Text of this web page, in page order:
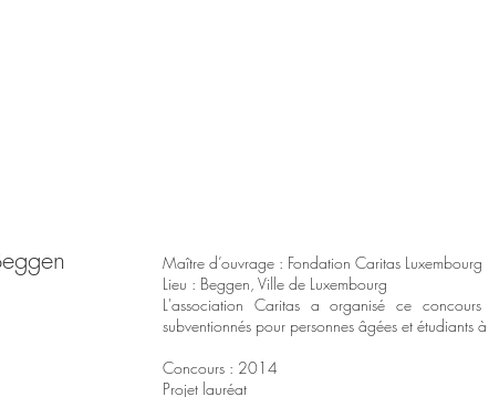
Maître d’ouvrage : Fondation Caritas Luxembourg
Lieu : Beggen, Ville de Luxembourg
L'association Caritas a organisé ce
subventionnés pour personnes âgées et étudiants
Concours : 2014
Projet lauréat